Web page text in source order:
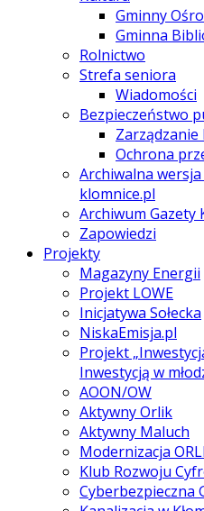
Gminny
Gminna
Rolnictwo
Strefa seniora
Wiadomości
Bezpieczeństwo
Zarządzanie
Ochrona
Archiwalna
klomnice.pl
Archiwum Gazety
Zapowiedzi
Projekty
Magazyny Energii
Projekt LOWE
Inicjatywa Sołecka
NiskaEmisja.pl
Projekt
Inwestycją w
AOON/OW
Aktywny Orlik
Aktywny Maluch
Modernizacja
Klub Rozwoju
Cyberbezpieczna